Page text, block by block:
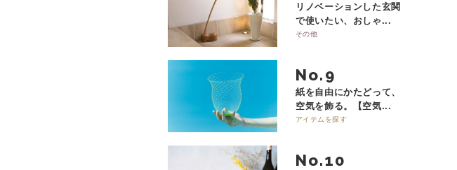
リノベーションした玄関
で使いたい、おしゃ...
その他
No.
紙を自由にかたどって、
空気を飾る。【空気...
アイテムを探す
No.